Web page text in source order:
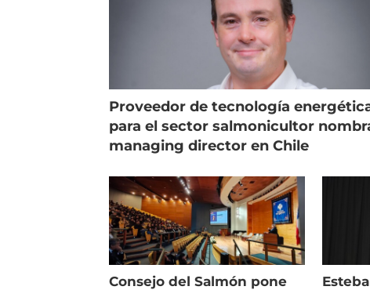
Proveedor de tecnología
para el sector salmonicultor
managing director en Chile
Consejo del Salmón pone